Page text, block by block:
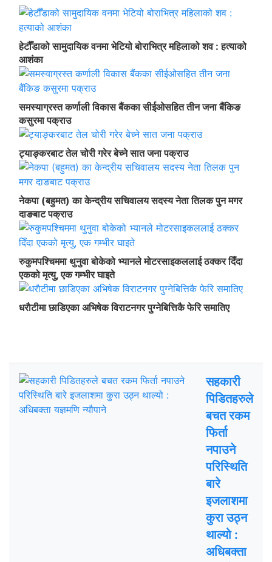
हेटौँडाको सामुदायिक वनमा भेटियो बोराभित्र महिलाको शव : हत्याको
आशंका
समस्याग्रस्त कर्णाली विकास बैंकका सीईओसहित तीन जना बैंकिङ
कसुरमा पक्राउ
ट्याङ्करबाट तेल चोरी गरेर बेच्ने सात जना पक्राउ
नेकपा (बहुमत) का केन्द्रीय सचिवालय सदस्य नेता तिलक पुन मगर
दाङबाट पक्राउ
रुकुमपश्चिममा थुनुवा बोकेको भ्यानले मोटरसाइकललाई ठक्कर दिँदा
एकको मृत्यु, एक गम्भीर घाइते
धराैटीमा छाडिएका अभिषेक विराटनगर पुग्नेबित्तिकै फेरि समातिए
सहकारी
पिडितहरुले
बचत रकम
फिर्ता
नपाउने
परिस्थिति
बारे
इजलाशमा
कुरा उठ्न
थाल्यो :
अधिबक्ता